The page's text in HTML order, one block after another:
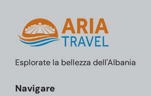
Esplorate la bellezza dell'Albania
Navigare